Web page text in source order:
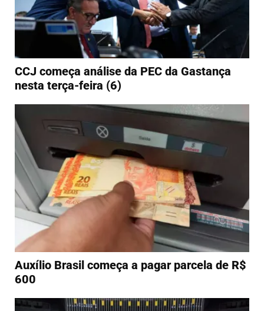
CCJ começa análise da PEC da Gastança
nesta terça-feira (6)
Auxílio Brasil começa a pagar parcela de R$
600